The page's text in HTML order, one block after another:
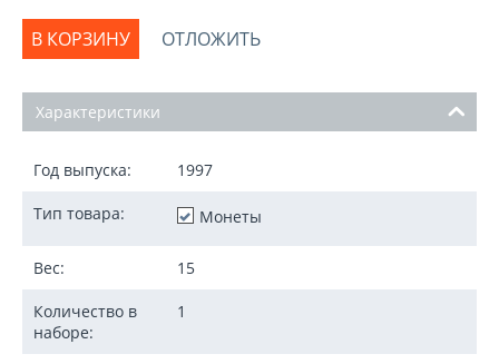
В КОРЗИНУ ОТЛОЖИТЬ
Характеристики
Год выпуска: 1997
Тип товара: Монеты
Вес: 15
Количество в
наборе:
1